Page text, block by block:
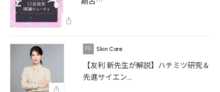
Skin Care
【友利 新先生が解説】ハチミツ研究＆
先進サイエン...